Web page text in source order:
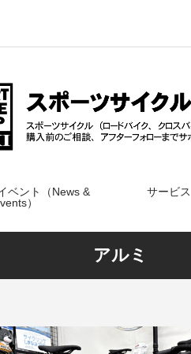
ベント（News &
）
サービ
アルミ